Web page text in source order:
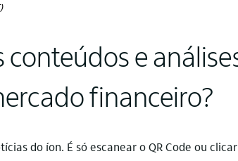
e
financeiro?
do íon. É só escanear o QR Code ou